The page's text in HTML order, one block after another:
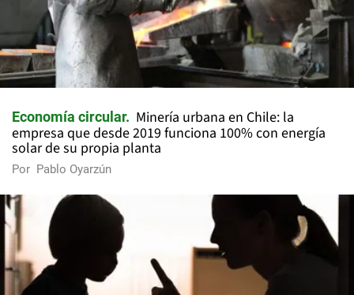
Economía circular
Minería urbana en Chile: la
empresa que desde 2019 funciona 100% con energía
solar de su propia planta
Por Pablo Oyarzún